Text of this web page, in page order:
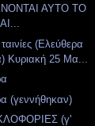
ΑΥΤΟ ΤΟ
(Ελεύθερα
Κυριακή 25 Μα...
(γεννήθηκαν)
(γ'